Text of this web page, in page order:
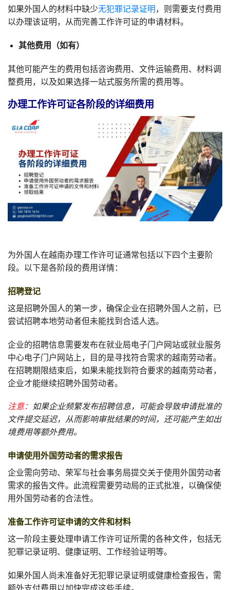
如果外国人的材料中缺少无犯罪记录证明 ，则需要支付费用
以办理该证明，从而完善工作许可证的申请材料。
其他费用（如有）
其他可能产生的费用包括咨询费用、文件运输费用、材料调
整费用，以及如果选择一站式服务所需的费用等。
办理工作许可证各阶段的详细费用
为外国人在越南办理工作许可证通常包括以下四个主要阶
段。以下是各阶段的费用详情：
招聘登记
这是招聘外国人的第一步，确保企业在招聘外国人之前，已
尝试招聘本地劳动者但未能找到合适人选。
企业的招聘信息需要发布在就业局电子门户网站或就业服务
中心电子门户网站上，目的是寻找符合需求的越南劳动者。
在招聘期限结束后，如果未能找到符合要求的越南劳动者，
企业才能继续招聘外国劳动者。
注意： 如果企业频繁发布招聘信息，可能会导致申请批准的
文件提交延迟，从而影响审批结果的时间，还可能产生如出
境费用等额外费用。
申请使用外国劳动者的需求报告
企业需向劳动、荣军与社会事务局提交关于使用外国劳动者
需求的报告文件。此流程需要劳动局的正式批准，以确保使
用外国劳动者的合法性。
准备工作许可证申请的文件和材料
这一阶段主要处理申请工作许可证所需的各种文件，包括无
犯罪记录证明、健康证明、工作经验证明等。
如果外国人尚未准备好无犯罪记录证明或健康检查报告，需
额外支付费用以加快完成这些手续。